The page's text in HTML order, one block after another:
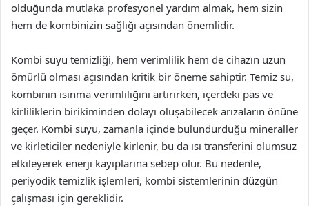
olduğunda mutlaka profesyonel yardım almak, hem sizin
hem de kombinizin sağlığı açısından önemlidir.
Kombi suyu temizliği, hem verimlilik hem de cihazın uzun
ömürlü olması açısından kritik bir öneme sahiptir. Temiz su,
kombinin ısınma verimliliğini artırırken, içerdeki pas ve
kirliliklerin birikiminden dolayı oluşabilecek arızaların önüne
geçer. Kombi suyu, zamanla içinde bulundurduğu mineraller
ve kirleticiler nedeniyle kirlenir, bu da ısı transferini olumsuz
etkileyerek enerji kayıplarına sebep olur. Bu nedenle,
periyodik temizlik işlemleri, kombi sistemlerinin düzgün
çalışması için gereklidir.